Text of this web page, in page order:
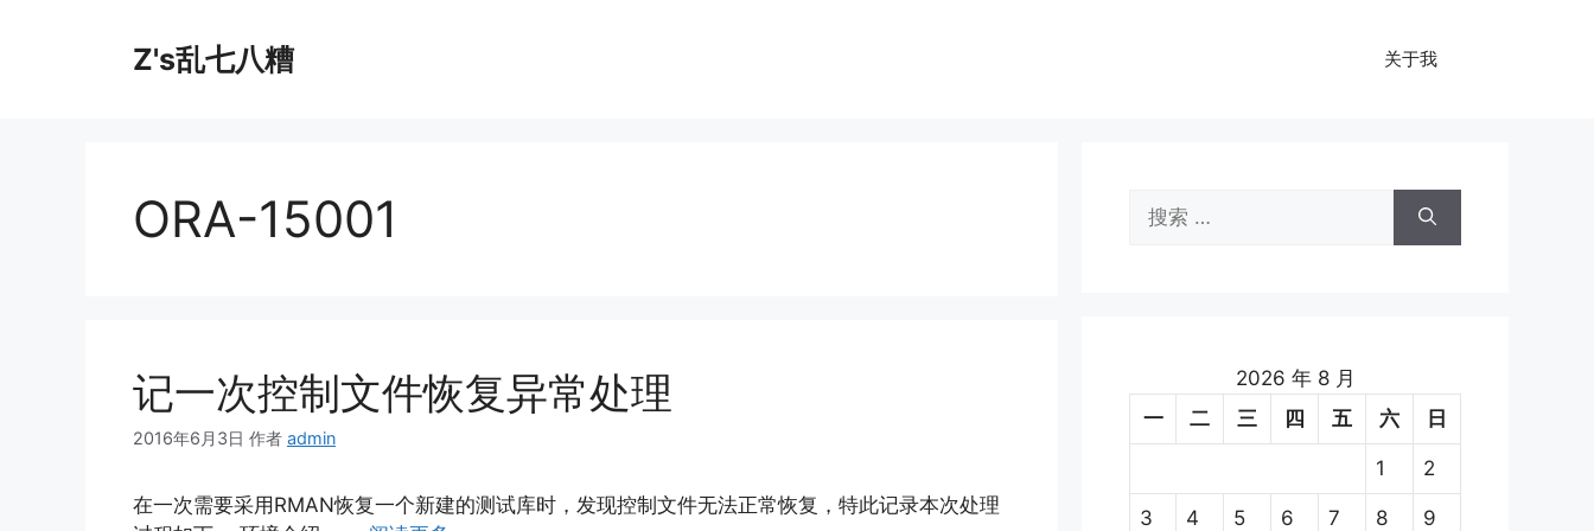
Z's乱七八糟 关于我
ORA-15001
记一次控制文件恢复异常处理
2016年6月3日 作者 admin
在一次需要采用RMAN恢复一个新建的测试库时，发现控制文件无法正常恢复，特此记录本次处理
索：
2026 年 8 月
一
二 三 四 五 六 日
1 2
3 4 5 6 7 8 9